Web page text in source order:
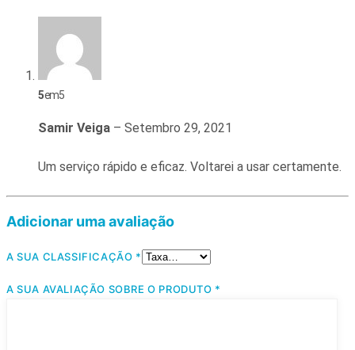
5em 5
Samir Veiga – Setembro 29, 2021
Um serviço rápido e eficaz. Voltarei a usar certamente.
Adicionar uma avaliação
A SUA CLASSIFICAÇÃO *
A SUA AVALIAÇÃO SOBRE O PRODUTO *